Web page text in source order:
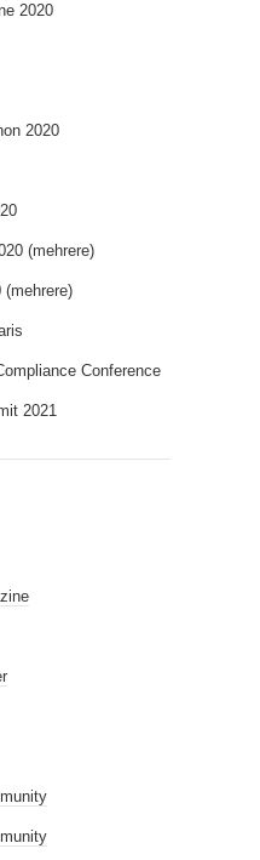
2020
2020
(mehrere)
Conference
2021